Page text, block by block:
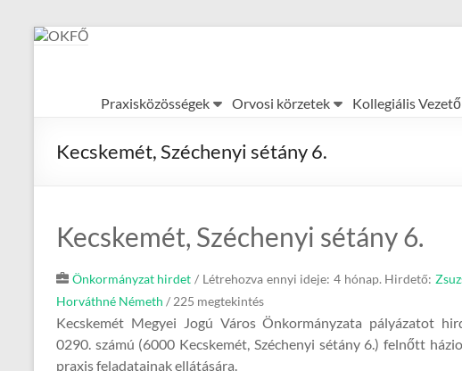
Skip
Praxisközösségek Orvosi körzetek Kollegiális Vezető
Kecskemét, Széchenyi sétány 6.
Kecskemét, Széchenyi sétány 6.
Önkormányzat hirdet / Létrehozva ennyi ideje: 4 hónap. Hirdető:
Horváthné Németh / 225 megtekintés
Kecskemét Megyei Jogú Város Önkormányzata pályázatot
0290. számú (6000 Kecskemét, Széchenyi sétány 6.) felnőtt
praxis feladatainak ellátására.